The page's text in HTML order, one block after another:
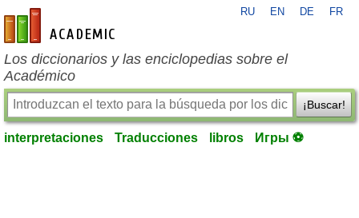
es-academic.com
RU EN DE FR
Los diccionarios y las enciclopedias sobre el
Académico
¡Buscar!
interpretaciones Traducciones libros Игры ⚽